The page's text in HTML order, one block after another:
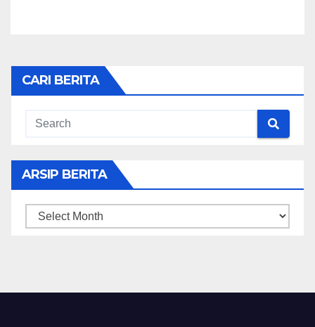
CARI BERITA
ARSIP BERITA
ARSIP